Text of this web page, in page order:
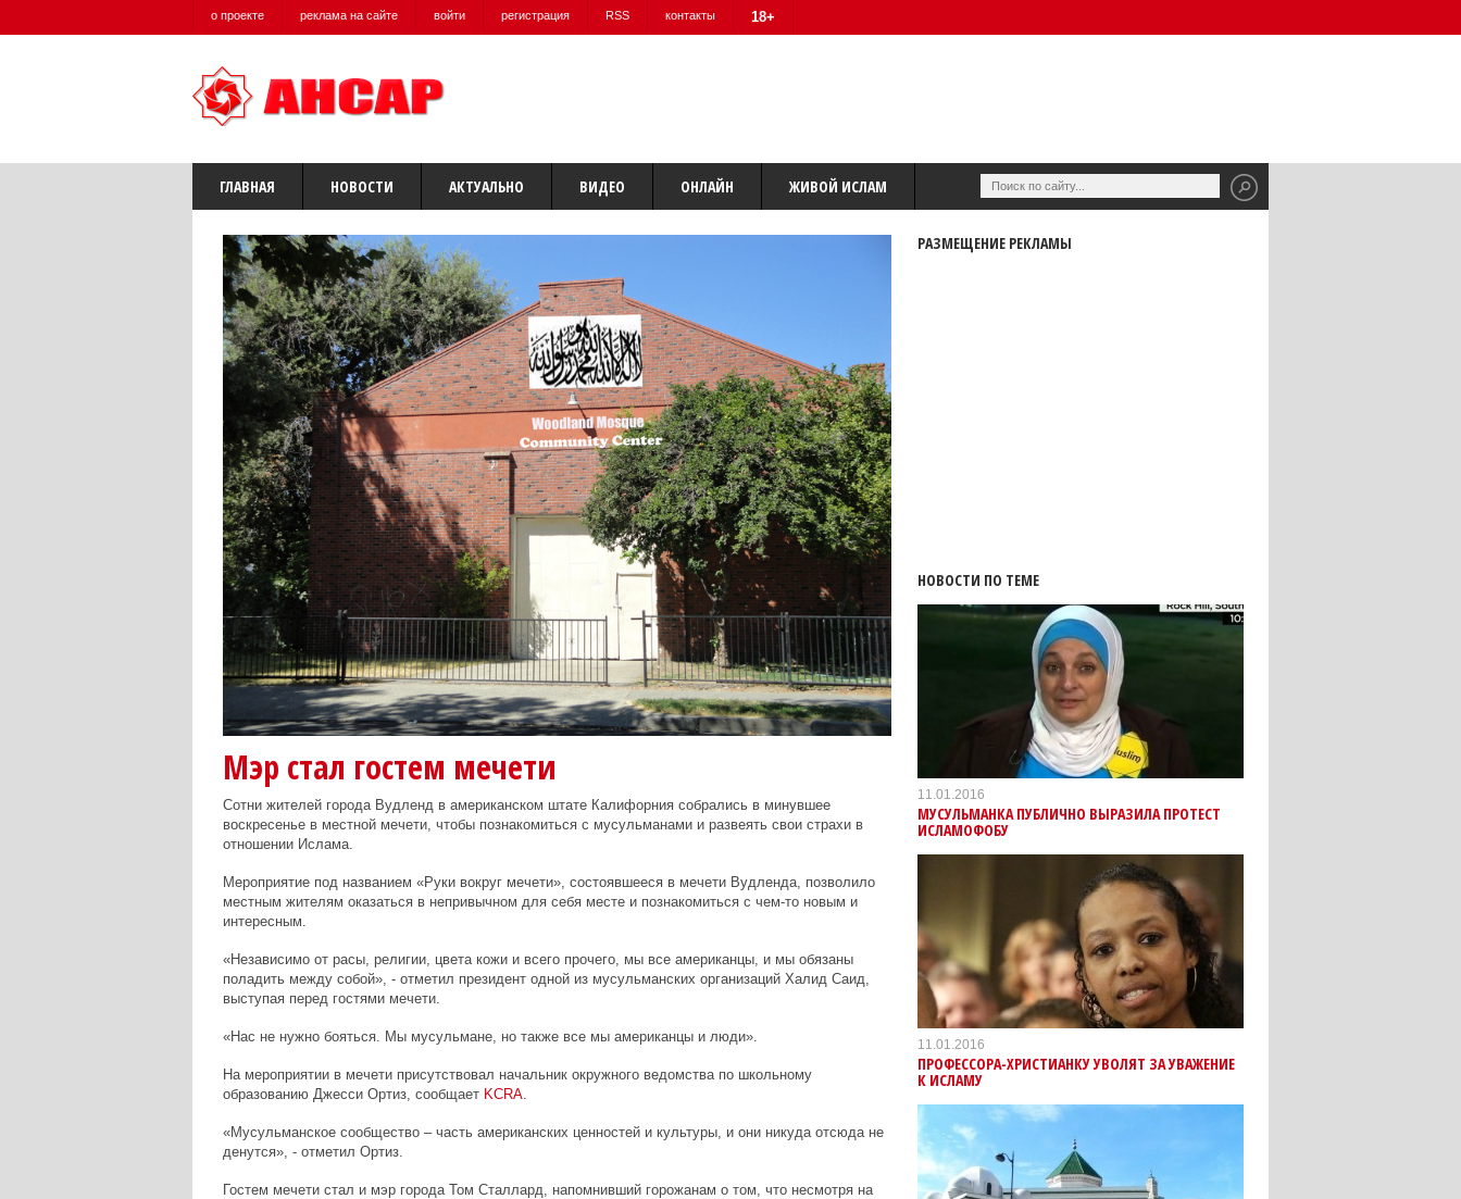
о проекте реклама на сайте войти регистрация RSS контакты 18+
ГЛАВНАЯ НОВОСТИ АКТУАЛЬНО ВИДЕО ОНЛАЙН ЖИВОЙ ИСЛАМ
Мэр стал гостем мечети
Сотни жителей города Вудленд в американском штате Калифорния собрались в минувшее
воскресенье в местной мечети, чтобы познакомиться с мусульманами и развеять свои страхи в
отношении Ислама.
Мероприятие под названием «Руки вокруг мечети», состоявшееся в мечети Вудленда, позволило
местным жителям оказаться в непривычном для себя месте и познакомиться с чем-то новым и
интересным.
«Независимо от расы, религии, цвета кожи и всего прочего, мы все американцы, и мы обязаны
поладить между собой», - отметил президент одной из мусульманских организаций Халид Саид,
выступая перед гостями мечети.
«Нас не нужно бояться. Мы мусульмане, но также все мы американцы и люди».
На мероприятии в мечети присутствовал начальник окружного ведомства по школьному
образованию Джесси Ортиз, сообщает KCRA.
«Мусульманское сообщество – часть американских ценностей и культуры, и они никуда отсюда не
денутся», - отметил Ортиз.
Гостем мечети стал и мэр города Том Сталлард, напомнивший горожанам о том, что несмотря на
РАЗМЕЩЕНИЕ РЕКЛАМЫ
НОВОСТИ ПО ТЕМЕ
11.01.2016
МУСУЛЬМАНКА ПУБЛИЧНО ВЫРАЗИЛА ПРОТЕСТ
ИСЛАМОФОБУ
11.01.2016
ПРОФЕССОРА-ХРИСТИАНКУ УВОЛЯТ ЗА УВАЖЕНИЕ
К ИСЛАМУ